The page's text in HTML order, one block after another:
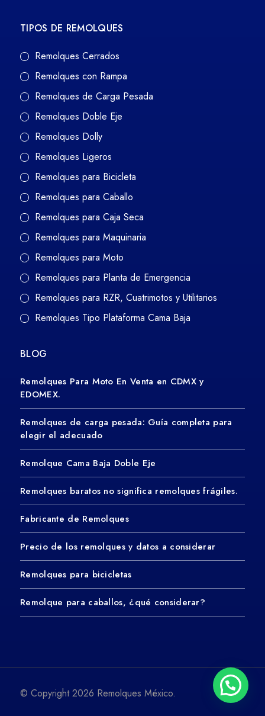
TIPOS DE REMOLQUES
Remolques Cerrados
Remolques con Rampa
Remolques de Carga Pesada
Remolques Doble Eje
Remolques Dolly
Remolques Ligeros
Remolques para Bicicleta
Remolques para Caballo
Remolques para Caja Seca
Remolques para Maquinaria
Remolques para Moto
Remolques para Planta de Emergencia
Remolques para RZR, Cuatrimotos y Utilitarios
Remolques Tipo Plataforma Cama Baja
BLOG
Remolques Para Moto En Venta en CDMX y
EDOMEX.
Remolques de carga pesada: Guía completa para
elegir el adecuado
Remolque Cama Baja Doble Eje
Remolques baratos no significa remolques frágiles.
Fabricante de Remolques
Precio de los remolques y datos a considerar
Remolques para bicicletas
Remolque para caballos, ¿qué considerar?
© Copyright 2026 Remolques México.